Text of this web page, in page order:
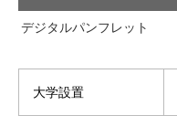
デジタルパンフレット
大学設置